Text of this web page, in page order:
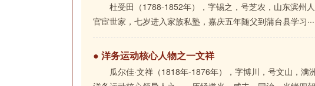
杜受田（1788-1852年），字锡之，号芝农，山东滨州
官宦世家，七岁进入家族私塾，嘉庆五年随父到蒲台县学习···
● 洋务运动核心人物之一文祥
瓜尔佳·文祥（1818年-1876年），字博川，号文山，满